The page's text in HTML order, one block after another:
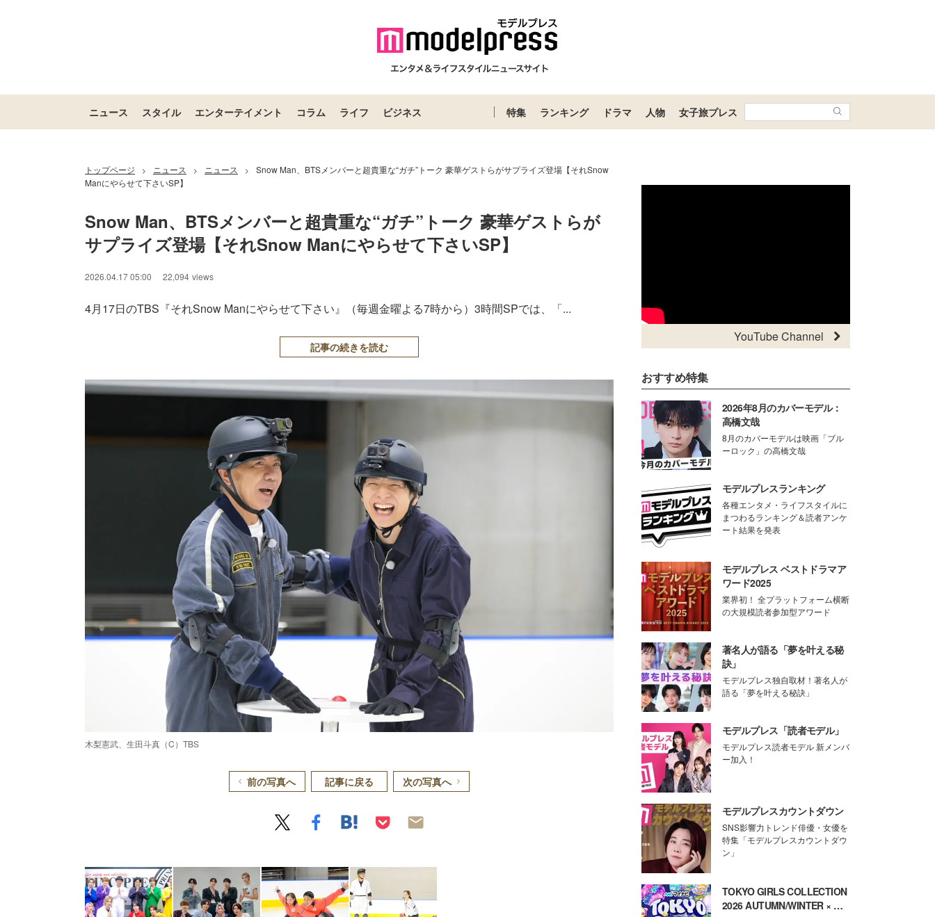
ニュース スタイル エンターテイメント コラム ライフ ビジネス 特集 ランキング ドラマ 人物 女子旅プレス
トップページ > ニュース > ニュース >
Snow Man、BTSメンバーと超貴重な“ガチ”トーク 豪華ゲストらがサプライズ登場【それSnow
Manにやらせて下さいSP】
Snow Man、BTSメンバーと超貴重な“ガチ”トーク 豪華ゲストらが
サプライズ登場【それSnow Manにやらせて下さいSP】
2026.04.17 05:00 22,094 views
4月17日のTBS『それSnow Manにやらせて下さい』（毎週金曜よる7時から）3時間SPでは、「...
記事の続きを読む
⽊梨憲武、生田斗真（C）TBS
前の写真へ 記事に戻る 次の写真へ
YouTube Channel
おすすめ特集
2026年8月のカバーモデル：
高橋文哉
8月のカバーモデルは映画「ブル
ーロック」の高橋文哉
モデルプレスランキング
各種エンタメ・ライフスタイルに
まつわるランキング＆読者アンケ
ート結果を発表
モデルプレス ベストドラマア
ワード2025
業界初！ 全プラットフォーム横断
の大規模読者参加型アワード
著名人が語る「夢を叶える秘
訣」
モデルプレス独自取材！著名人が
語る「夢を叶える秘訣」
モデルプレス「読者モデル」
モデルプレス読者モデル 新メンバ
ー加入！
モデルプレスカウントダウン
SNS影響力トレンド俳優・女優を
特集「モデルプレスカウントダウ
ン」
TOKYO GIRLS COLLECTION
2026 AUTUMN/WINTER × モ